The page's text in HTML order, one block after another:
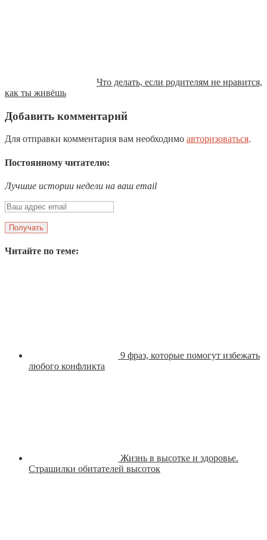
Что делать, если родителям не нравится,
как ты живёшь
Добавить комментарий
Для отправки комментария вам необходимо авторизоваться.
Постоянному читателю:
Лучшие истории недели на ваш email
Читайте по теме:
9 фраз, которые помогут избежать
любого конфликта
Жизнь в высотке и здоровье.
Страшилки обитателей высоток